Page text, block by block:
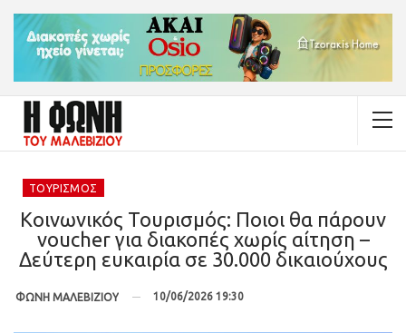
ΤΟΥΡΙΣΜΌΣ
Κοινωνικός Τουρισμός: Ποιοι θα πάρουν
voucher για διακοπές χωρίς αίτηση –
Δεύτερη ευκαιρία σε 30.000 δικαιούχους
ΦΩΝΗ ΜΑΛΕΒΙΖΙΟΥ 10/06/2026 19:30